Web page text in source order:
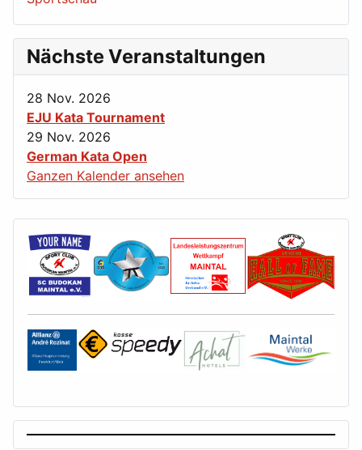
Nächste Veranstaltungen
28 Nov. 2026
EJU Kata Tournament
29 Nov. 2026
German Kata Open
Ganzen Kalender ansehen